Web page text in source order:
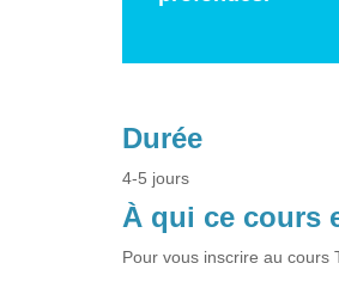
Durée
4-5 jours
À qui ce cours
Pour vous inscrire au cours